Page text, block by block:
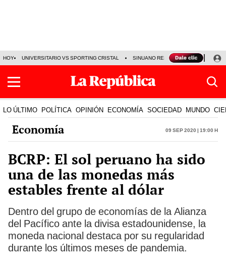
HOY UNIVERSITARIO VS SPORTING CRISTAL SINUANO RESULTADOS HOY
LO ÚLTIMO POLÍTICA OPINIÓN ECONOMÍA SOCIEDAD MUNDO
Economía 09 Sep 2020 | 19:00 h
BCRP: El sol peruano ha sido
una de las monedas más
estables frente al dólar
Dentro del grupo de economías de la Alianza
del Pacífico ante la divisa estadounidense, la
moneda nacional destaca por su regularidad
durante los últimos meses de pandemia.